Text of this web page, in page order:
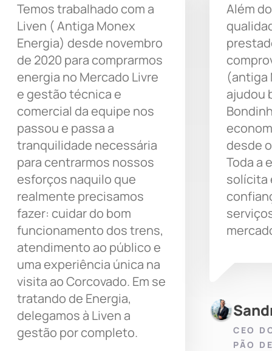
Temos trabalhado com a
Liven ( Antiga Monex
Energia) desde novembro
de 2020 para comprarmos
energia no Mercado Livre
e gestão técnica e
comercial da equipe nos
passou e passa a
tranquilidade necessária
para centrarmos nossos
esforços naquilo que
realmente precisamos
fazer: cuidar do bom
funcionamento dos trens,
atendimento ao público e
uma experiência única na
visita ao Corcovado. Em se
tratando de Energia,
delegamos à Liven a
gestão por completo.
Além
(antiga
ajudou
desde
Toda a
solícita
CEO
PÃO